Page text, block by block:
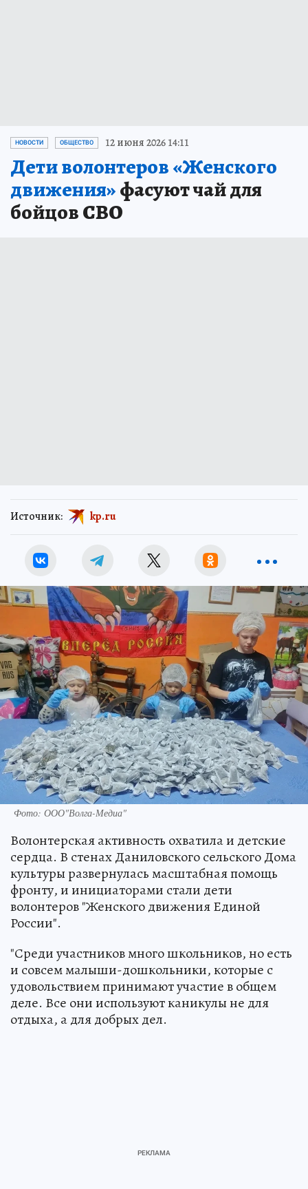
НОВОСТИ ОБЩЕСТВО 12 июня 2026 14:11
Дети волонтеров «Женского
движения»фасуют чай для
бойцов СВО
Источник: kp.ru
Фото: ООО"Волга-Медиа"
Волонтерская активность охватила и детские
сердца. В стенах Даниловского сельского Дома
культуры развернулась масштабная помощь
фронту, и инициаторами стали дети
волонтеров "Женского движения Единой
России".
"Среди участников много школьников, но есть
и совсем малыши-дошкольники, которые с
удовольствием принимают участие в общем
деле. Все они используют каникулы не для
отдыха, а для добрых дел.